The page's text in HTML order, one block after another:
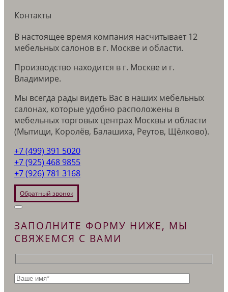
Контакты
В настоящее время компания насчитывает 12
мебельных салонов в г. Москве и области.
Производство находится в г. Москве и г.
Владимире.
Мы всегда рады видеть Вас в наших мебельных
салонах, которые удобно расположены в
мебельных торговых центрах Москвы и области
(Мытищи, Королёв, Балашиха, Реутов, Щёлково).
+7 (499) 391 5020
+7 (925) 468 9855
+7 (926) 781 3168
Обратный звонок
ЗАПОЛНИТЕ ФОРМУ НИЖЕ, МЫ
СВЯЖЕМСЯ С ВАМИ